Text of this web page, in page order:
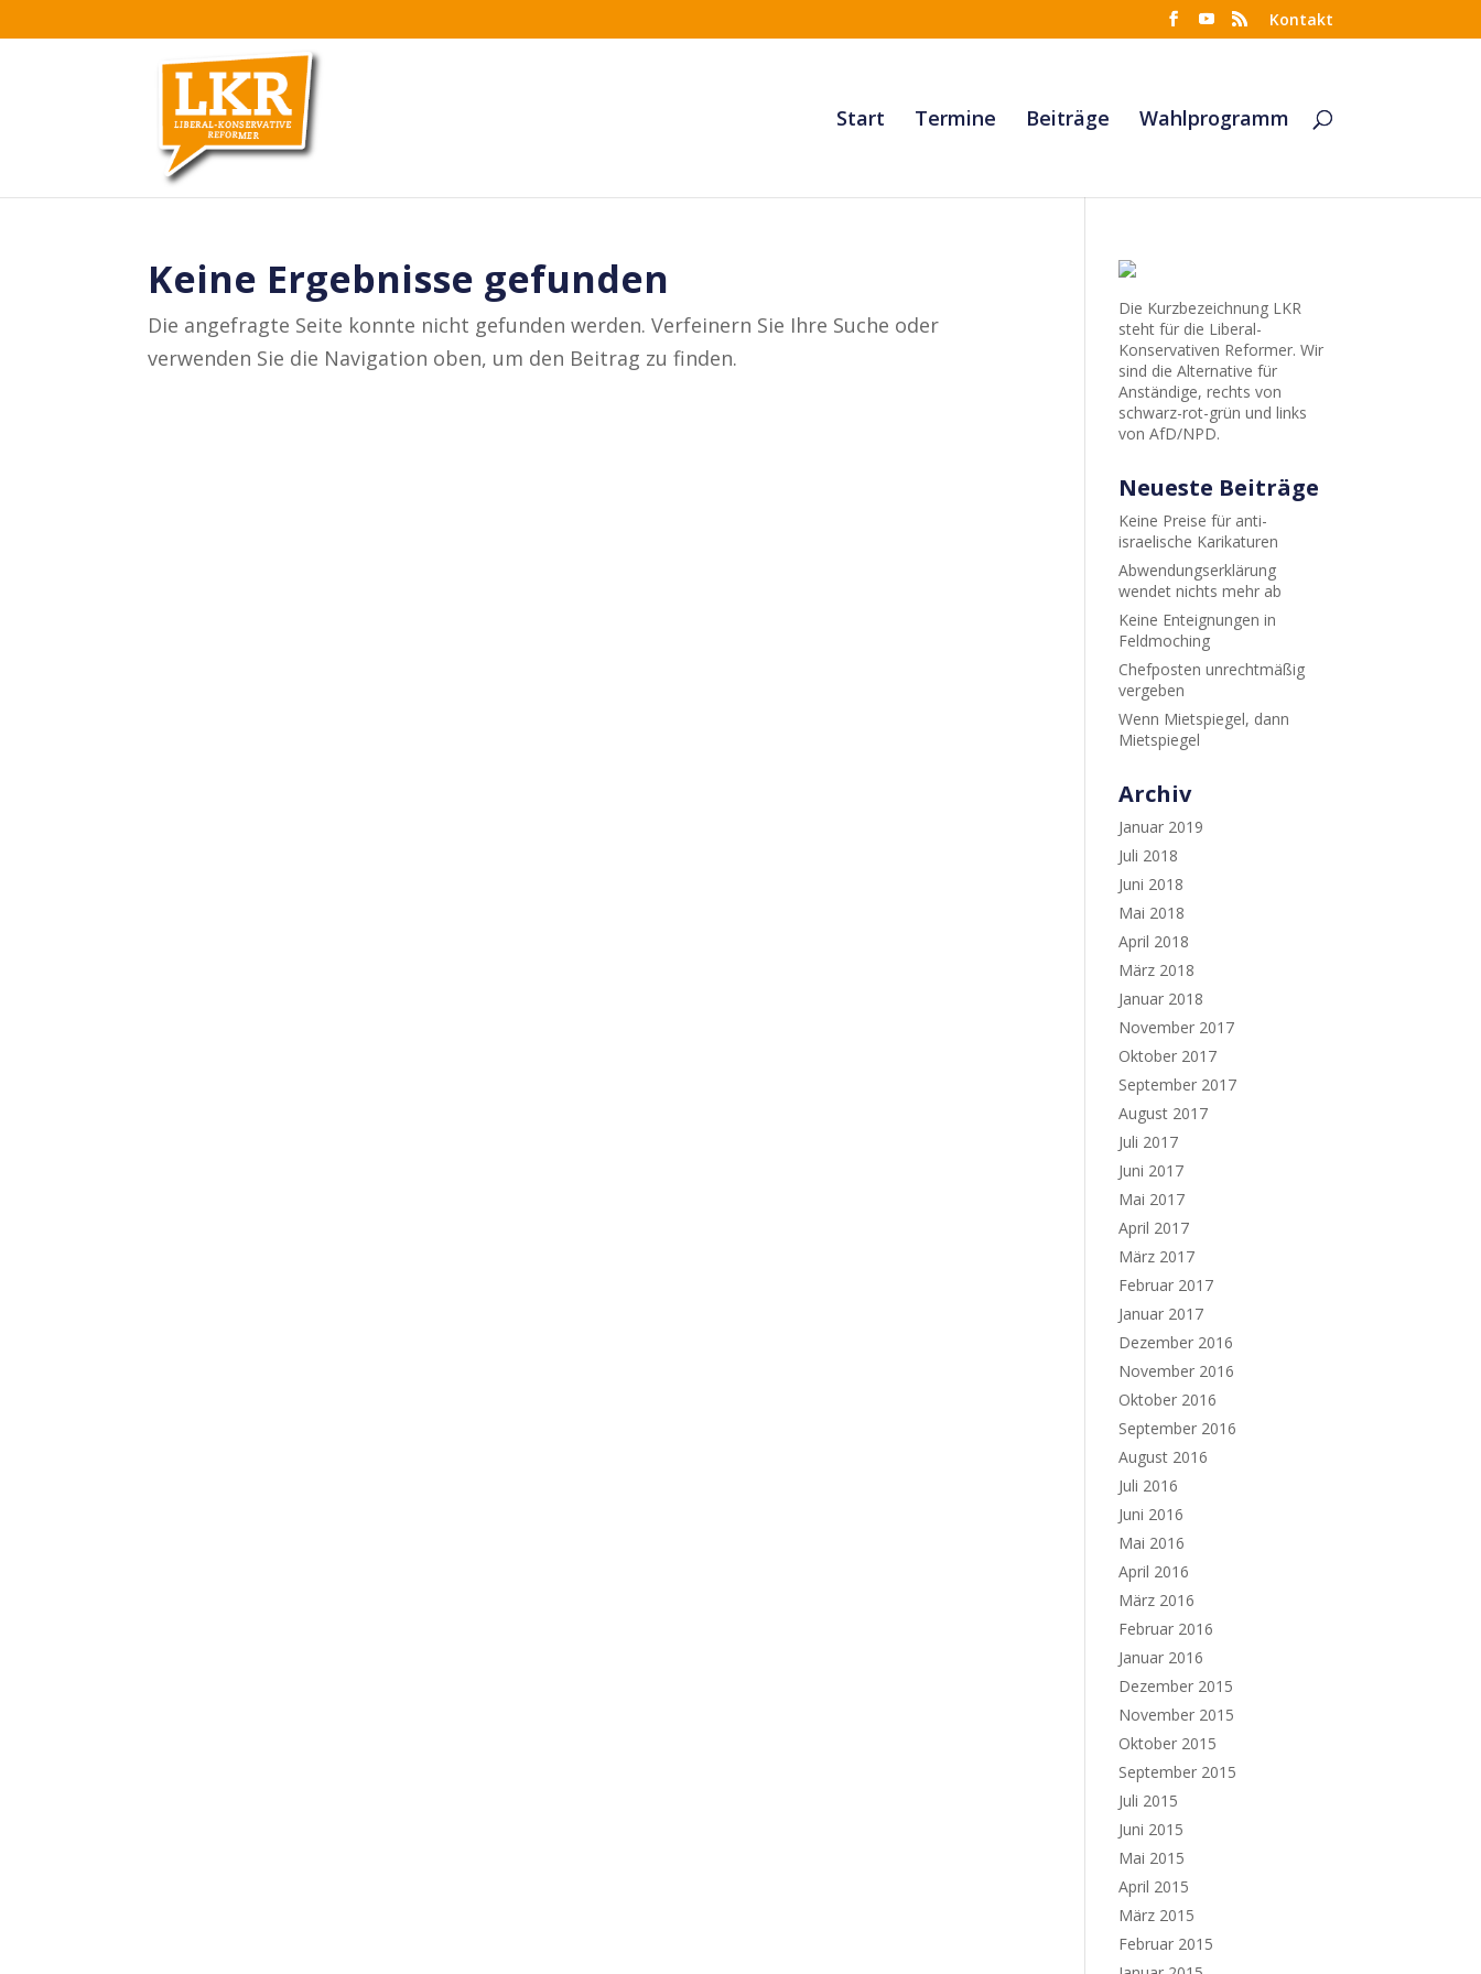
Kontakt
Start Termine Beiträge Wahlprogramm
Keine Ergebnisse gefunden
Die angefragte Seite konnte nicht gefunden werden. Verfeinern Sie Ihre Suche oder
verwenden Sie die Navigation oben, um den Beitrag zu finden.
Die Kurzbezeichnung LKR
steht für die Liberal-
Konservativen Reformer. Wir
sind die Alternative für
Anständige, rechts von
schwarz-rot-grün und links
von AfD/NPD.
Neueste Beiträge
Keine Preise für anti-
israelische Karikaturen
Abwendungserklärung
wendet nichts mehr ab
Keine Enteignungen in
Feldmoching
Chefposten unrechtmäßig
vergeben
Wenn Mietspiegel, dann
Mietspiegel
Archiv
Januar 2019
Juli 2018
Juni 2018
Mai 2018
April 2018
März 2018
Januar 2018
November 2017
Oktober 2017
September 2017
August 2017
Juli 2017
Juni 2017
Mai 2017
April 2017
März 2017
Februar 2017
Januar 2017
Dezember 2016
November 2016
Oktober 2016
September 2016
August 2016
Juli 2016
Juni 2016
Mai 2016
April 2016
März 2016
Februar 2016
Januar 2016
Dezember 2015
November 2015
Oktober 2015
September 2015
Juli 2015
Juni 2015
Mai 2015
April 2015
März 2015
Februar 2015